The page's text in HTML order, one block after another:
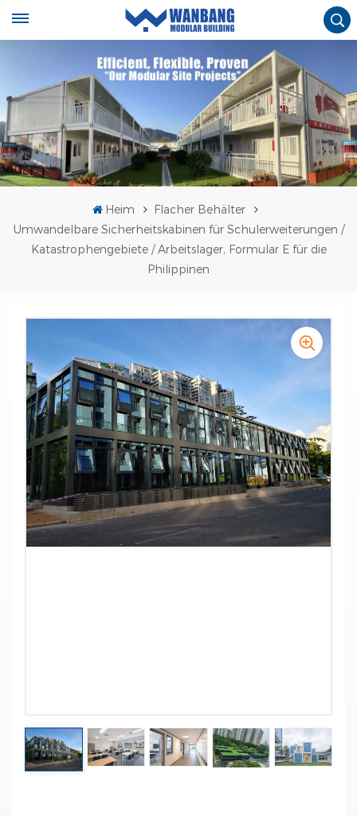
Heim
Flacher Behälter
Umwandelbare Sicherheitskabinen für Schulerweiterungen /
Katastrophengebiete / Arbeitslager, Formular E für die
Philippinen